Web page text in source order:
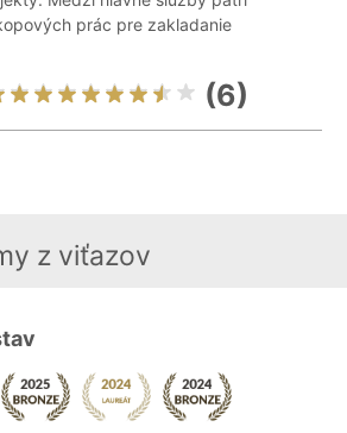
prác pre zakladanie
(6)
z viťazov